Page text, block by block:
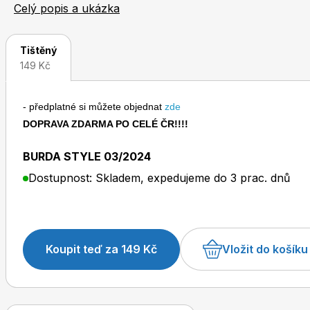
jen módní žurnál, je to také časopis zabývající se
Celý popis a ukázka
Tištěný
149 Kč
- předplatné si můžete objednat zde
DOPRAVA ZDARMA PO CELÉ ČR!!!!
BURDA STYLE 03/2024
Dostupnost: Skladem, expedujeme do 3 prac. dnů
Koupit teď za 149 Kč Vložit do košíku